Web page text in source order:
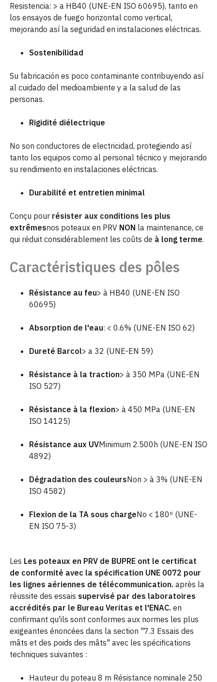
Resistencia: > a HB40 (UNE-EN ISO 60695), tanto en
los ensayos de fuego horizontal como vertical,
mejorando así la seguridad en instalaciones eléctricas.
Sostenibilidad
Su fabricación es poco contaminante contribuyendo así
al cuidado del medioambiente y a la salud de las
personas.
Rigidité diélectrique
No son conductores de electricidad, protegiendo así
tanto los equipos como al personal técnico y mejorando
su rendimiento en instalaciones eléctricas.
Durabilité et entretien minimal
Conçu pour résister aux conditions les plus
extrêmesnos poteaux en PRV NON la maintenance, ce
qui réduit considérablement les coûts de à long terme.
Caractéristiques des pôles
Résistance au feu> à HB40 (UNE-EN ISO
60695)
Absorption de l'eau: < 0.6% (UNE-EN ISO 62)
Dureté Barcol> a 32 (UNE-EN 59)
Résistance à la traction> à 350 MPa (UNE-EN
ISO 527)
Résistance à la flexion> à 450 MPa (UNE-EN
ISO 14125)
Résistance aux UVMinimum 2.500h (UNE-EN ISO
4892)
Dégradation des couleursNon > à 3% (UNE-EN
ISO 4582)
Flexion de la TA sous chargeNo < 180º (UNE-
EN ISO 75-3)
Les Les poteaux en PRV de BUPRE ont le certificat
de conformité avec la spécification UNE 0072 pour
les lignes aériennes de télécommunication. après la
réussite des essais supervisé par des laboratoires
accrédités par le Bureau Veritas et l'ENAC. en
confirmant qu'ils sont conformes aux normes les plus
exigeantes énoncées dans la section "7.3 Essais des
mâts et des poids des mâts" avec les spécifications
techniques suivantes :
Hauteur du poteau 8 m Résistance nominale 250